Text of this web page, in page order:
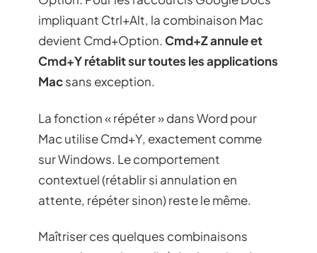
impliquant Ctrl+Alt, la combinaison Mac
devient Cmd+Option. Cmd+Z annule et
Cmd+Y rétablit sur toutes les applications
Macsans exception.
La fonction « répéter » dans Word pour
Mac utilise Cmd+Y, exactement comme
sur Windows. Le comportement
contextuel (rétablir si annulation en
attente, répéter sinon) reste le même.
Maîtriser ces quelques combinaisons